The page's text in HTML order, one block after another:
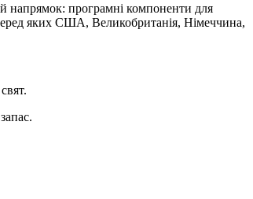
напрямок: програмні компоненти для
яких США, Великобританія, Німеччина,